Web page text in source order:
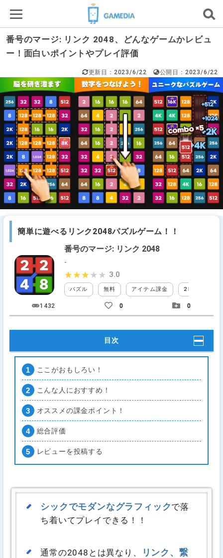
番号のマージ: リンク 2048、どんなゲームかレビュ
ー！面白いポイントやプレイ評価
更新日：2023/6/22 公開日：2023/6/22
簡単に遊べるリンク2048パズルゲーム！！
番号のマージ: リンク 2048
-
パズル 無料 アイテム課金 2Ｄ
★★★★★
★★★★★ 3.0
1432 0 0
目次
ここがおもしろい！
こんな人におすすめ！
オススメの課金ポイント！
総合評価
レビューを投稿する
シックでモダンなグラフィックで落
ち着いてプレイできる！！
通常の2048とは異なり、
リンク、繋